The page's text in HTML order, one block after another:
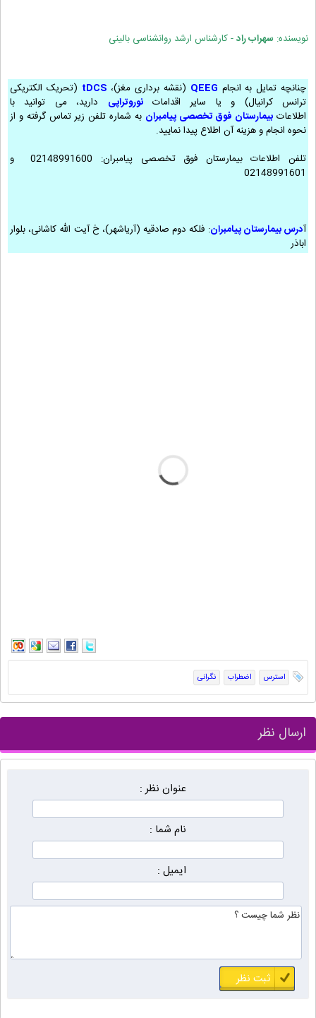
نویسنده: سهراب راد- کارشناس ارشد روانشناسی بالینی
چنانچه تمایل به انجام QEEG (نقشه برداری مغز)، tDCS (تحریک الکتریکی
ترانس کرانیال) و یا سایر اقداماتنوروتراپی دارید، می توانید با
اطلاعات بیمارستان فوق تخصصی پیامبران به شماره تلفن زیر تماس گرفته و از
نحوه انجام و هزینه آن اطلاع پیدا نمایید.
تلفن اطلاعات بیمارستان فوق تخصصی پیامبران: 02148991600 و
02148991601
آدرس بیمارستان پیامبران: فلکه دوم صادقیه (آریاشهر)، خ آیت الله کاشانی، بلوار
اباذر
استرس اضطراب نگرانی
ارسال نظر
عنوان نظر :
نام شما :
ایمیل :